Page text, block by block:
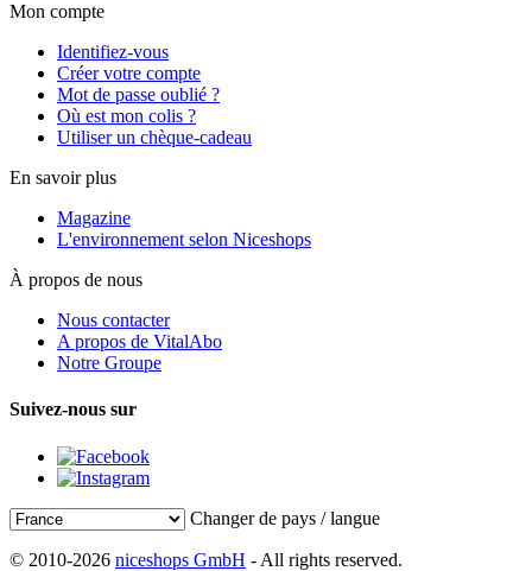
Mon compte
Identifiez-vous
Créer votre compte
Mot de passe oublié ?
Où est mon colis ?
Utiliser un chèque-cadeau
En savoir plus
Magazine
L'environnement selon Niceshops
À propos de nous
Nous contacter
A propos de VitalAbo
Notre Groupe
Suivez-nous sur
Changer de pays / langue
© 2010-2026 niceshops GmbH - All rights reserved.